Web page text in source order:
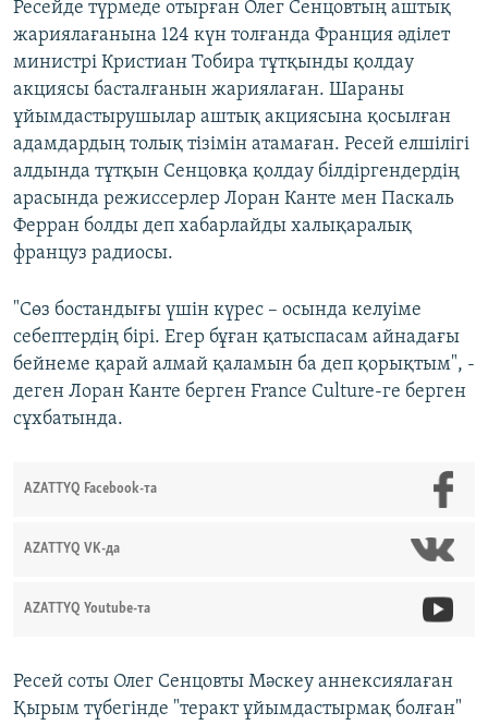
Ресейде түрмеде отырған Олег Сенцовтың аштық
жариялағанына 124 күн толғанда Франция әділет
министрі Кристиан Тобира тұтқынды қолдау
акциясы басталғанын жариялаған. Шараны
ұйымдастырушылар аштық акциясына қосылған
адамдардың толық тізімін атамаған. Ресей елшілігі
алдында тұтқын Сенцовқа қолдау білдіргендердің
арасында режиссерлер Лоран Канте мен Паскаль
Ферран болды деп хабарлайды халықаралық
француз радиосы.
"Сөз бостандығы үшін күрес – осында келуіме
себептердің бірі. Егер бұған қатыспасам айнадағы
бейнеме қарай алмай қаламын ба деп қорықтым", -
деген Лоран Канте берген France Culture-ге берген
сұхбатында.
AZATTYQ Facebook-та
AZATTYQ VK-да
AZATTYQ Youtube-та
Ресей соты Олег Сенцовты Мәскеу аннексиялаған
Қырым түбегінде "теракт ұйымдастырмақ болған"